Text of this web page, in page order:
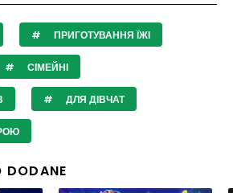
ПРИГОТУВАННЯ ЇЖІ
СІМЕЙНІ
ДЛЯ ДІВЧАТ